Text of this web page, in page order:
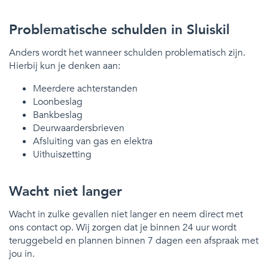
Problematische schulden in Sluiskil
Anders wordt het wanneer schulden problematisch zijn.
Hierbij kun je denken aan:
Meerdere achterstanden
Loonbeslag
Bankbeslag
Deurwaardersbrieven
Afsluiting van gas en elektra
Uithuiszetting
Wacht niet langer
Wacht in zulke gevallen niet langer en neem direct met
ons contact op. Wij zorgen dat je binnen 24 uur wordt
teruggebeld en plannen binnen 7 dagen een afspraak met
jou in.